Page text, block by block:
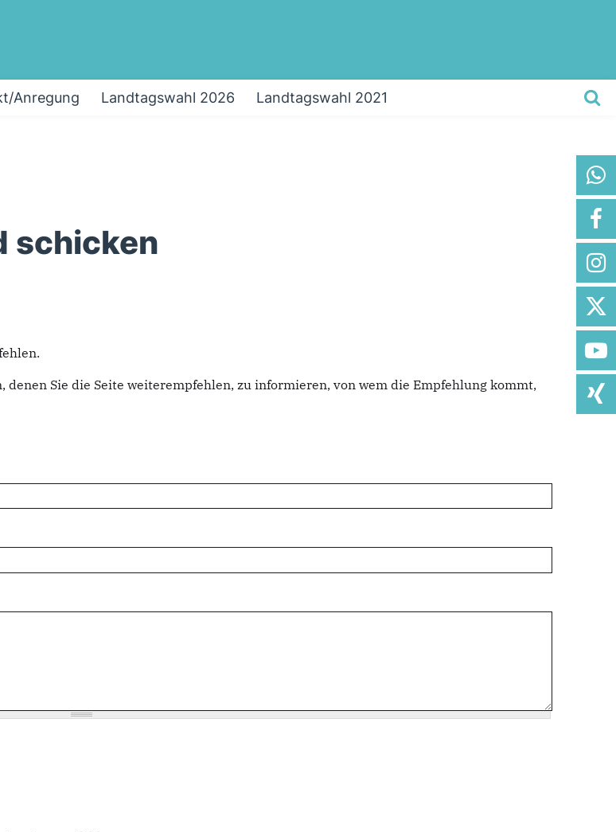
Anregung Landtagswahl 2026 Landtagswahl 2021
schicken
Sie die Seite weiterempfehlen, zu informieren, von wem die Empfehlung kommt,